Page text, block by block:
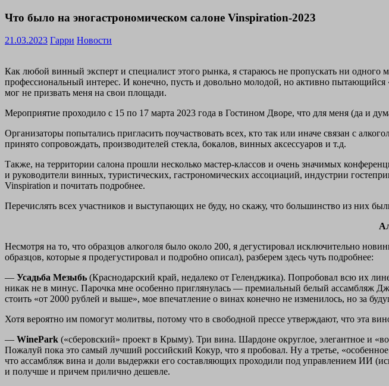
Что было на эногастрономическом салоне Vinspiration-2023
21.03.2023 Гарри Новости
Как любой винный эксперт и специалист этого рынка, я стараюсь не пропускать ни
профессиональный интерес. И конечно, пусть и довольно молодой, но активно пытающийся
мог не призвать меня на свои площади.
Мероприятие проходило с 15 по 17 марта 2023 года в Гостином Дворе, что для меня (да и
Организаторы попытались пригласить поучаствовать всех, кто так или иначе связан с
принято сопровождать, производителей стекла, бокалов, винных аксессуаров и т.д.
Также, на территории салона прошли несколько мастер-классов и очень значимых
и руководители винных, туристических, гастрономических ассоциаций, индустрии
Vinspiration и почитать подробнее.
Перечислять всех участников и выступающих не буду, но скажу, что большинство из них
Несмотря на то, что образцов алкоголя было около 200, я дегустировал исключительно
образцов, которые я продегустировал и подробно описал), разберем здесь чуть подробнее:
— Усадьба Мезыбь (Краснодарский край, недалеко от Геленджика). Попробовал всю их
никак не в минус. Парочка мне особенно приглянулась — премиальный белый ассамбляж
стоить «от 2000 рублей и выше», мое впечатление о винах конечно не изменилось, но за
Хотя вероятно им помогут молитвы, потому что в свободной прессе утверждают, что эта
— WinePark («сберовский» проект в Крыму). Три вина. Шардоне округлое, элегантное и
Пожалуй пока это самый лучший российский Кокур, что я пробовал. Ну а третье,
что ассамбляж вина и доли выдержки его составляющих проходили под управлением ИИ
и получше и причем прилично дешевле.